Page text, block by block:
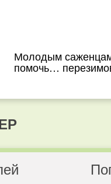
Молодым
помочь…